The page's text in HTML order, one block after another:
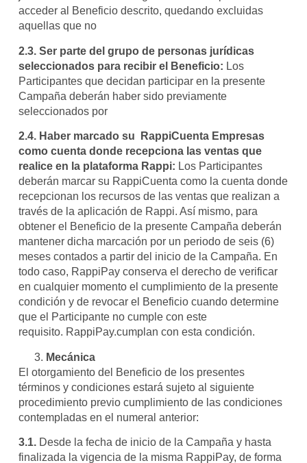
acceder al Beneficio descrito, quedando excluidas
aquellas que no
2.3. Ser parte del grupo de personas jurídicas
seleccionados para recibir el Beneficio: Los
Participantes que decidan participar en la presente
Campaña deberán haber sido previamente
seleccionados por
2.4. Haber marcado su RappiCuenta Empresas
como cuenta donde recepciona las ventas que
realice en la plataforma Rappi: Los Participantes
deberán marcar su RappiCuenta como la cuenta donde
recepcionan los recursos de las ventas que realizan a
través de la aplicación de Rappi. Así mismo, para
obtener el Beneficio de la presente Campaña deberán
mantener dicha marcación por un periodo de seis (6)
meses contados a partir del inicio de la Campaña. En
todo caso, RappiPay conserva el derecho de verificar
en cualquier momento el cumplimiento de la presente
condición y de revocar el Beneficio cuando determine
que el Participante no cumple con este
requisito. RappiPay.cumplan con esta condición.
Mecánica
El otorgamiento del Beneficio de los presentes
términos y condiciones estará sujeto al siguiente
procedimiento previo cumplimiento de las condiciones
contempladas en el numeral anterior:
3.1.Desde la fecha de inicio de la Campaña y hasta
finalizada la vigencia de la misma RappiPay, de forma